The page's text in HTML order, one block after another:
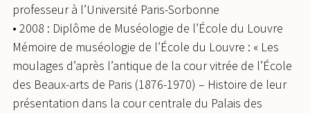
professeur à l’Université Paris-Sorbonne
• 2008 : Diplôme de Muséologie de l’École du Louvre
Mémoire de muséologie de l’École du Louvre : « Les
moulages d’après l’antique de la cour vitrée de l’École
des Beaux-arts de Paris (1876-1970) – Histoire de leur
présentation dans la cour centrale du Palais des